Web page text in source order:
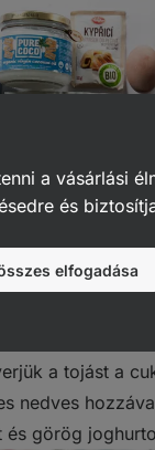
a tojást a
nedves
és görög
a vásárlási
és
elfogadása